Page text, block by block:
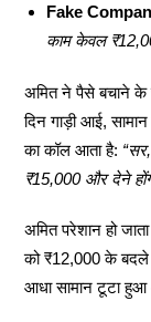
Fake
काम केवल
अमित ने पैसे बचाने के
दिन गाड़ी आई,
का कॉल आता है:
₹15,000 और देने
अमित परेशान हो
को ₹12,000 के बदले
आधा सामान टूटा हुआ